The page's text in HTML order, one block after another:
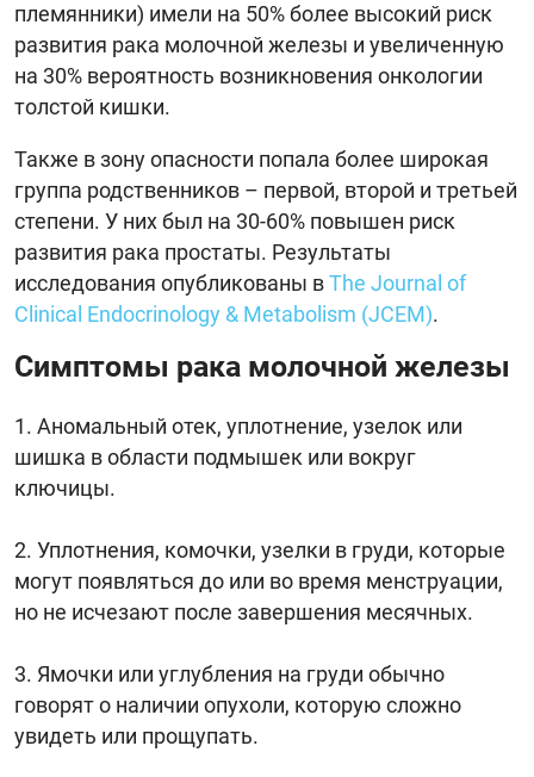
племянники) имели на 50% более высокий риск
развития рака молочной железы и увеличенную
на 30% вероятность возникновения онкологии
толстой кишки.
Также в зону опасности попала более широкая
группа родственников – первой, второй и третьей
степени. У них был на 30-60% повышен риск
развития рака простаты. Результаты
исследования опубликованы вThe Journal of
Clinical Endocrinology & Metabolism (JCEM).
Симптомы рака молочной железы
Аномальный отек, уплотнение, узелок или
шишка в области подмышек или вокруг
ключицы.
Уплотнения, комочки, узелки в груди, которые
могут появляться до или во время менструации,
но не исчезают после завершения месячных.
Ямочки или углубления на груди обычно
говорят о наличии опухоли, которую сложно
увидеть или прощупать.